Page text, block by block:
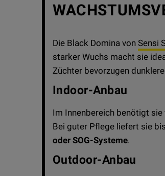
Die Black Domina von Sensi
starker Wuchs macht sie
Züchter bevorzugen
Indoor-Anbau
Im Innenbereich benötigt sie
Bei guter Pflege liefert sie
oder SOG-Systeme.
Outdoor-Anbau